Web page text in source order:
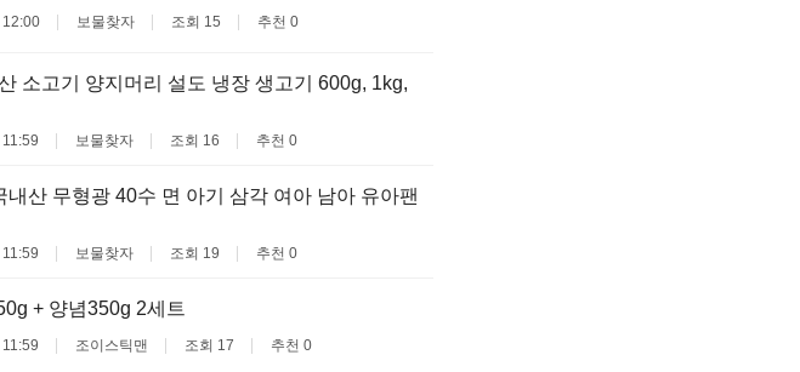
12:00 보물찾자 조회 15 추천 0
소고기 양지머리 설도 냉장 생고기 600g, 1kg,
11:59 보물찾자 조회 16 추천 0
산 무형광 40수 면 아기 삼각 여아 남아 유아팬
11:59 보물찾자 조회 19 추천 0
+ 양념350g 2세트
11:59 조이스틱맨 조회 17 추천 0